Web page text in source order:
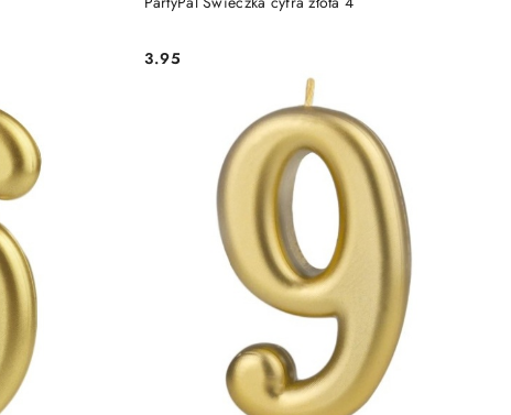
Cena:
3.95